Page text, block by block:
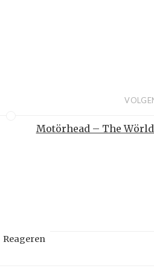
Motörhead – The
Reageren